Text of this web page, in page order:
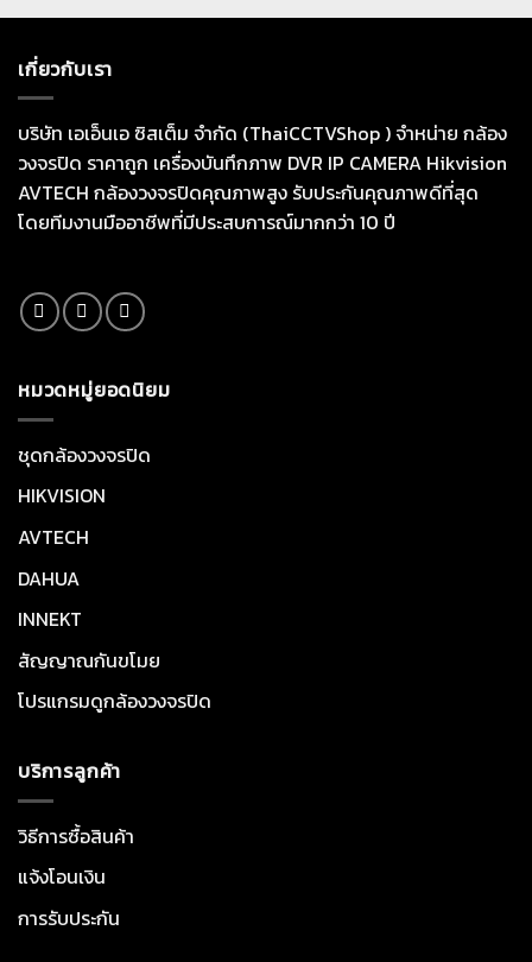
เกี่ยวกับเรา
บริษัท เอเอ็นเอ ซิสเต็ม จำกัด (ThaiCCTVShop ) จำหน่าย กล้อง
วงจรปิด ราคาถูก เครื่องบันทึกภาพ DVR IP CAMERA Hikvision
AVTECH กล้องวงจรปิดคุณภาพสูง รับประกันคุณภาพดีที่สุด
โดยทีมงานมืออาชีพที่มีประสบการณ์มากกว่า 10 ปี
หมวดหมู่ยอดนิยม
ชุดกล้องวงจรปิด
HIKVISION
AVTECH
DAHUA
INNEKT
สัญญาณกันขโมย
โปรแกรมดูกล้องวงจรปิด
บริการลูกค้า
วิธีการซื้อสินค้า
แจ้งโอนเงิน
การรับประกัน